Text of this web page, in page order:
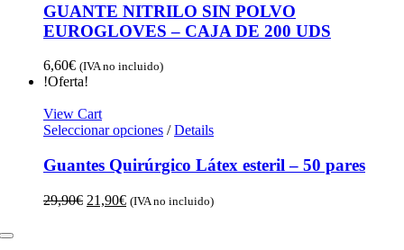
GUANTE NITRILO SIN POLVO
EUROGLOVES – CAJA DE 200 UDS
6,60€ (IVA no incluido)
!Oferta!
View Cart
Seleccionar opciones / Details
Guantes Quirúrgico Látex esteril – 50 pares
29,90€ El
21,90€El(IVA no incluido)
Toggle